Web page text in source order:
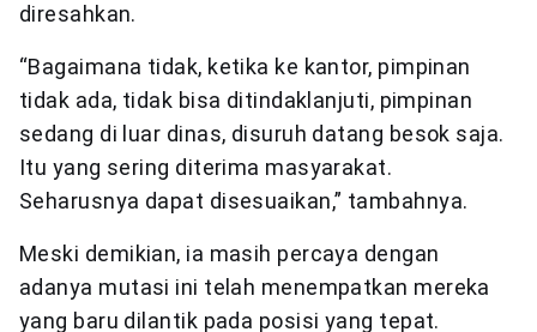
diresahkan.
“Bagaimana tidak, ketika ke kantor, pimpinan
tidak ada, tidak bisa ditindaklanjuti, pimpinan
sedang di luar dinas, disuruh datang besok saja.
Itu yang sering diterima masyarakat.
Seharusnya dapat disesuaikan,” tambahnya.
Meski demikian, ia masih percaya dengan
adanya mutasi ini telah menempatkan mereka
yang baru dilantik pada posisi yang tepat.